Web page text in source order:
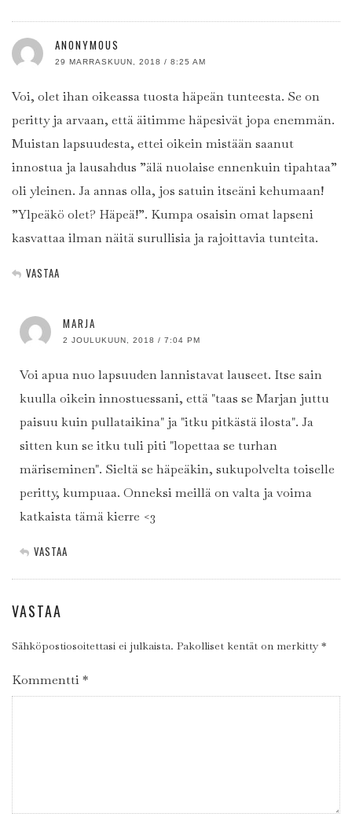
ANONYMOUS
29 MARRASKUUN, 2018 / 8:25 AM
Voi, olet ihan oikeassa tuosta häpeän tunteesta. Se on
peritty ja arvaan, että äitimme häpesivät jopa enemmän.
Muistan lapsuudesta, ettei oikein mistään saanut
innostua ja lausahdus ”älä nuolaise ennenkuin tipahtaa”
oli yleinen. Ja annas olla, jos satuin itseäni kehumaan!
”Ylpeäkö olet? Häpeä!”. Kumpa osaisin omat lapseni
kasvattaa ilman näitä surullisia ja rajoittavia tunteita.
VASTAA
MARJA
2 JOULUKUUN, 2018 / 7:04 PM
Voi apua nuo lapsuuden lannistavat lauseet. Itse sain
kuulla oikein innostuessani, että "taas se Marjan juttu
paisuu kuin pullataikina" ja "itku pitkästä ilosta". Ja
sitten kun se itku tuli piti "lopettaa se turhan
märiseminen". Sieltä se häpeäkin, sukupolvelta toiselle
peritty, kumpuaa. Onneksi meillä on valta ja voima
katkaista tämä kierre <3
VASTAA
VASTAA
Sähköpostiosoitettasi ei julkaista. Pakolliset kentät on merkitty *
Kommentti*